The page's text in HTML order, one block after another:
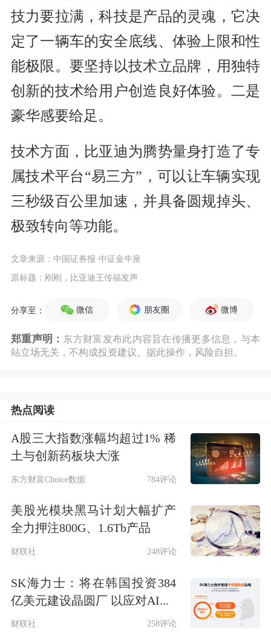
技力要拉满，科技是产品的灵魂，它决
定了一辆车的安全底线、体验上限和性
能极限。要坚持以技术立品牌，用独特
创新的技术给用户创造良好体验。二是
豪华感要给足。
技术方面，比亚迪为腾势量身打造了专
属技术平台“易三方”，可以让车辆实现
三秒级百公里加速，并具备圆规掉头、
极致转向等功能。
文章来源：中国证券报·中证金牛座
原标题：刚刚，比亚迪王传福发声
分享至： 微信 朋友圈 微博
郑重声明： 东方财富发布此内容旨在传播更多信息，与本
站立场无关，不构成投资建议。据此操作，风险自担。
热点阅读
A股三大指数涨幅均超过1% 稀
土与创新药板块大涨
东方财富Choice数据 784评论
美股光模块黑马计划大幅扩产
全力押注800G、1.6Tb产品
财联社 248评论
SK海力士：将在韩国投资384
亿美元建设晶圆厂 以应对AI...
财联社 258评论